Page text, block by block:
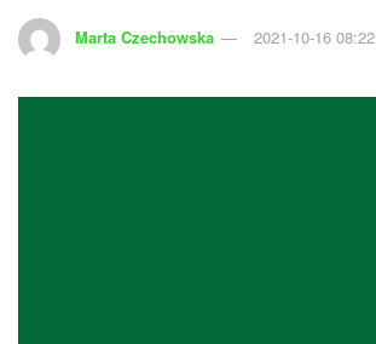
Marta Czechowska 2021-10-16 08:22